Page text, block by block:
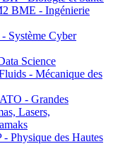
BME - Ingénierie
Système Cyber
Science
- Mécanique des
- Grandes
Lasers,
Physique des Hautes